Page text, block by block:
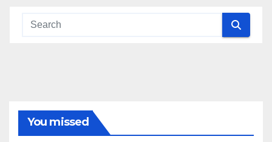
You missed